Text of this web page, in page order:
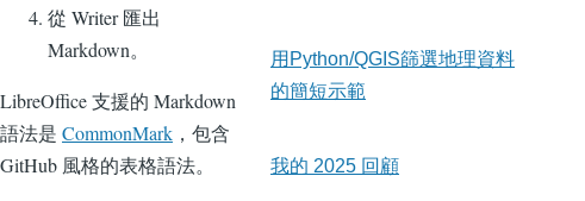
從 Writer 匯出
Markdown。
LibreOffice 支援的 Markdown
語法是 CommonMark ，包含
GitHub 風格的表格語法。
用Python/QGIS篩選地理資料
的簡短示範
我的 2025 回顧